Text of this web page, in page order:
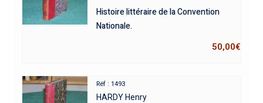
Histoire littéraire de la Convention
Nationale.
50,00€
Réf : 1493
HARDY Henry